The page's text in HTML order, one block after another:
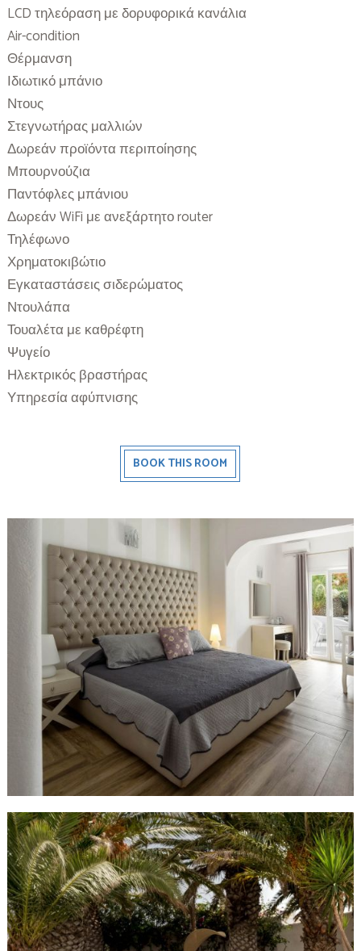
LCD τηλεόραση με δορυφορικά κανάλια
Air-condition
Θέρμανση
Ιδιωτικό μπάνιο
Ντους
Στεγνωτήρας μαλλιών
Δωρεάν προϊόντα περιποίησης
Μπουρνούζια
Παντόφλες μπάνιου
Δωρεάν WiFi με ανεξάρτητο router
Τηλέφωνο
Χρηματοκιβώτιο
Εγκαταστάσεις σιδερώματος
Ντουλάπα
Τουαλέτα με καθρέφτη
Ψυγείο
Ηλεκτρικός βραστήρας
Υπηρεσία αφύπνισης
BOOK THIS ROOM